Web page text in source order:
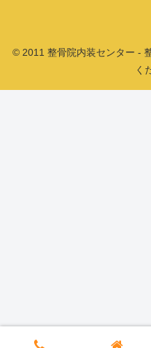
© 2011 整骨院内装センター -
く